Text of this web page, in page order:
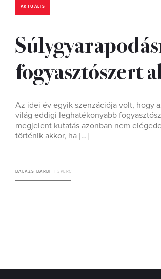
AKTUÁLIS
fogyasztószert
Az idei év egyik szenzációja volt, hogy
világ eddigi leghatékonyabb
megjelent kutatás azonban nem
történik akkor, ha […]
BALÁZS BARBI 3 PERC